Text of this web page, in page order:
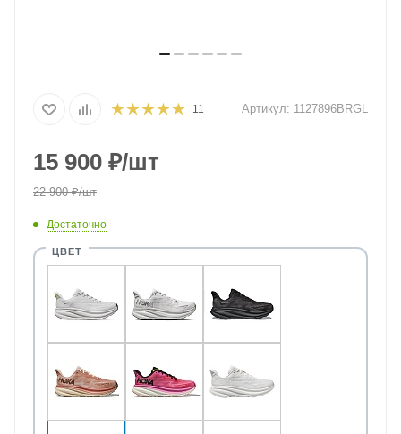
11 Артикул: 1127896BRGL
15 900 ₽/шт
22 900₽/шт
Достаточно